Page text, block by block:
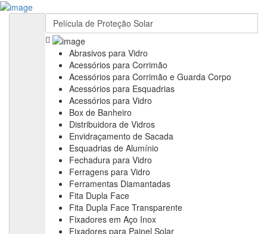
Cadastre sua Vidraçaria
Cadastre sua Vidraçaria
Home
Empresas
Informativos
Notícias & Negócios
Feiras & Eventos
Vídeos
Fale Conosco
Assine nossa Newsletter
Abrasivos para Vidro
Acessórios para Corrimão
Acessórios para Corrimão e Guarda Corpo
Acessórios para Esquadrias
Acessórios para Vidro
Box de Banheiro
Distribuidora de Vidros
Envidraçamento de Sacada
Esquadrias de Alumínio
Fechadura para Vidro
Ferragens para Vidro
Ferramentas Diamantadas
Fita Dupla Face
Fita Dupla Face Transparente
Fixadores em Aço Inox
Fixadores para Painel Solar